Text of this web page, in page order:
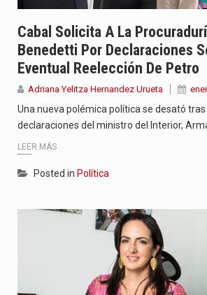
Cabal Solicita A La
Benedetti Por Declaraciones
Eventual Reelección De Petro
Adriana Yelitza Hernandez Urueta
Una nueva polémica política se desató
declaraciones del ministro del Interior,
LEER MÁS
Posted in Política